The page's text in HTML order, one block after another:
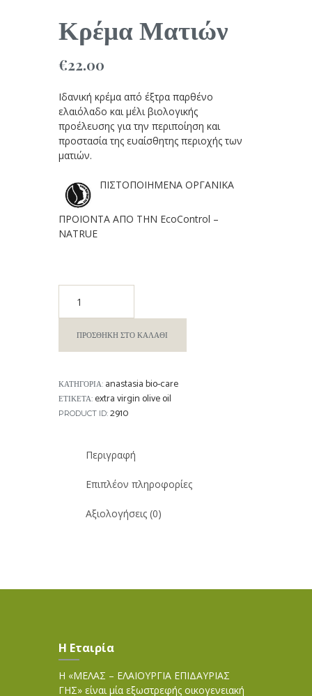
Κρέμα Ματιών
€22.00
Ιδανική κρέμα από έξτρα παρθένο
ελαιόλαδο και μέλι βιολογικής
προέλευσης για την περιποίηση και
προστασία της ευαίσθητης περιοχής των
ματιών.
ΠΙΣΤΟΠΟΙΗΜΕΝΑ ΟΡΓΑΝΙΚΑ
ΠΡΟΙΟΝΤΑ ΑΠΟ ΤΗΝ EcoControl –
NATRUE
ΠΡΟΣΘΉΚΗ ΣΤΟ ΚΑΛΆΘΙ
ΚΑΤΗΓΟΡΊΑ: anastasia bio-care
ΕΤΙΚΈΤΑ: extra virgin olive oil
PRODUCT ID: 2910
Περιγραφή
Επιπλέον πληροφορίες
Αξιολογήσεις (0)
Η Εταιρία
Η «ΜΕΛΑΣ – ΕΛΑΙΟΥΡΓΙΑ ΕΠΙΔΑΥΡΙΑΣ
ΓΗΣ» είναι μία εξωστρεφής οικογενειακή